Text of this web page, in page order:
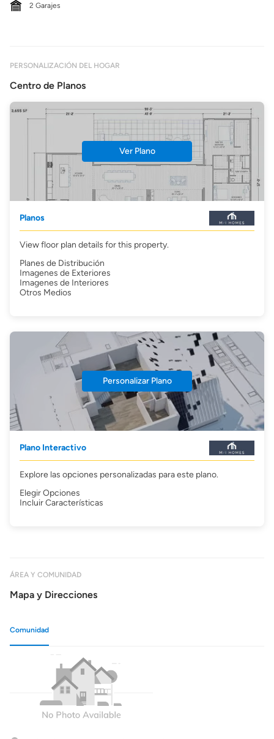
2 Garajes
PERSONALIZACIÓN DEL HOGAR
Centro de Planos
Ver Plano
Planos
View floor plan details for this property.
Planes de Distribución
Imagenes de Exteriores
Imagenes de Interiores
Otros Medios
Personalizar Plano
Plano Interactivo
Explore las opciones personalizadas para este plano.
Elegir Opciones
Incluir Características
ÁREA Y COMUNIDAD
Mapa y Direcciones
Comunidad